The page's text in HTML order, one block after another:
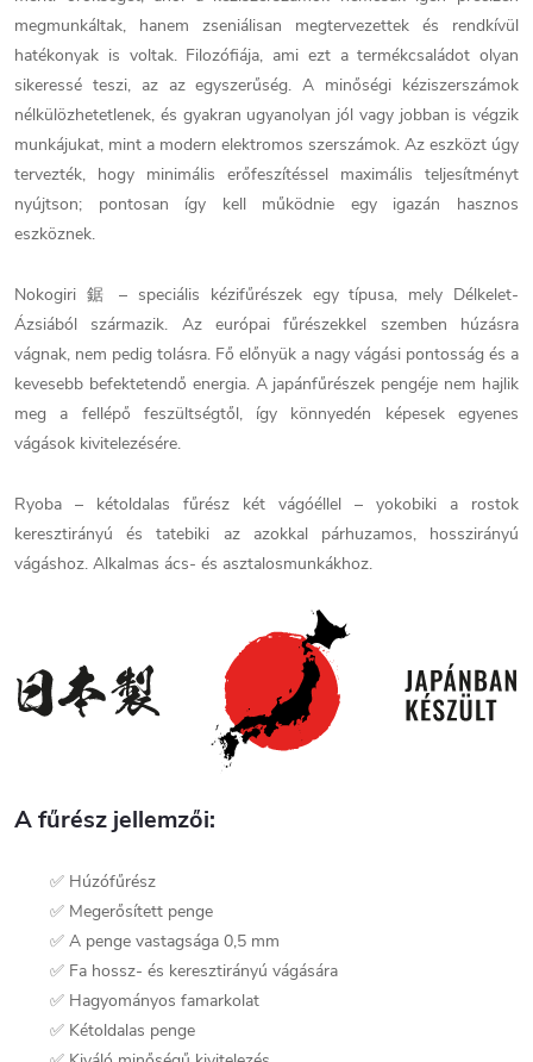
megmunkáltak, hanem zseniálisan megtervezettek és rendkívül
hatékonyak is voltak. Filozófiája, ami ezt a termékcsaládot olyan
sikeressé teszi, az az egyszerűség. A minőségi kéziszerszámok
nélkülözhetetlenek, és gyakran ugyanolyan jól vagy jobban is végzik
munkájukat, mint a modern elektromos szerszámok. Az eszközt úgy
tervezték, hogy minimális erőfeszítéssel maximális teljesítményt
nyújtson; pontosan így kell működnie egy igazán hasznos
eszköznek.
Nokogiri 鋸 – speciális kézifűrészek egy típusa, mely Délkelet-
Ázsiából származik. Az európai fűrészekkel szemben húzásra
vágnak, nem pedig tolásra. Fő előnyük a nagy vágási pontosság és a
kevesebb befektetendő energia. A japánfűrészek pengéje nem hajlik
meg a fellépő feszültségtől, így könnyedén képesek egyenes
vágások kivitelezésére.
Ryoba – kétoldalas fűrész két vágóéllel – yokobiki a rostok
keresztirányú és tatebiki az azokkal párhuzamos, hosszirányú
vágáshoz. Alkalmas ács- és asztalosmunkákhoz.
A fűrész jellemzői:
✅ Húzófűrész
✅ Megerősített penge
✅ A penge vastagsága 0,5 mm
✅ Fa hossz- és keresztirányú vágására
✅ Hagyományos famarkolat
✅ Kétoldalas penge